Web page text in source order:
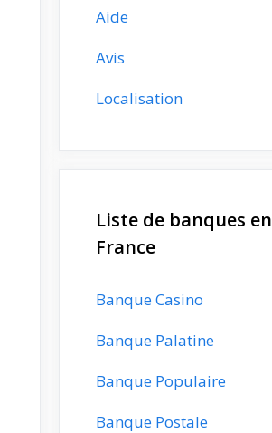
Aide
Avis
Localisation
Liste de banques en
France
Banque Casino
Banque Palatine
Banque Populaire
Banque Postale